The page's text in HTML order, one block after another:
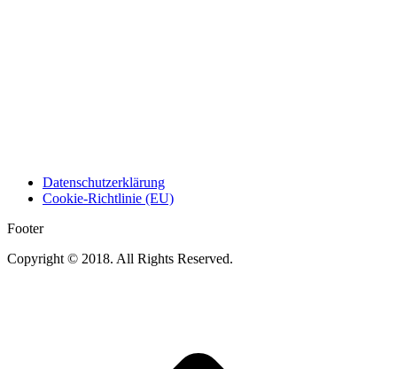
Datenschutzerklärung
Cookie-Richtlinie (EU)
Footer
Copyright © 2018. All Rights Reserved.